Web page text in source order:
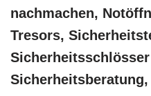
nachmachen,
Tresors,